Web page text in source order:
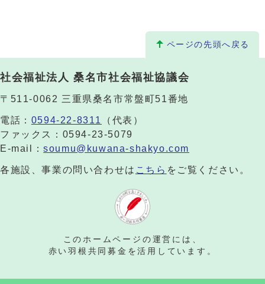
ページの先頭へ戻る
社会福祉法人 桑名市社会福祉協議会
〒511-0062 三重県桑名市常盤町51番地
電話： 0594-22-8311
（代表）
ファックス：0594-23-5079
E-mail：soumu@kuwana-shakyo.com
各施設、事業の問い合わせは こちら をご覧ください。
このホームページの運営には、
赤い羽根共同募金を活用しています。